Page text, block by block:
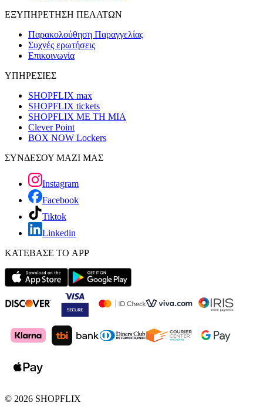
ΕΞΥΠΗΡΕΤΗΣΗ ΠΕΛΑΤΩΝ
Παρακολούθηση Παραγγελίας
Συχνές ερωτήσεις
Επικοινωνία
ΥΠΗΡΕΣΙΕΣ
SHOPFLIX max
SHOPFLIX tickets
SHOPFLIX ΜΕ ΤΗ ΜΙΑ
Clever Point
BOX NOW Lockers
ΣΥΝΔΕΣΟΥ ΜΑΖΙ ΜΑΣ
Instagram
Facebook
Tiktok
Linkedin
ΚΑΤΕΒΑΣΕ ΤΟ APP
© 2026 SHOPFLIX